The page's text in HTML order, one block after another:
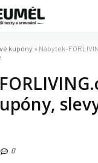
kupóny » Nábytek-
0